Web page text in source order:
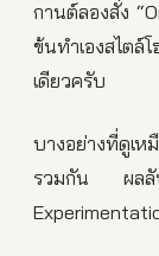
กานต์ลองสั่ง
ข้นทำเองสไต
เดียวครับ
บางอย่างที่ดูเห
รวมกัน ผลลัพ